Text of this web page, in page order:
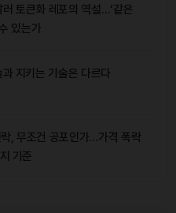
토큰화 레포의 역설…‘같은
있는가
지키는 기술은 다르다
, 무조건 공포인가…가격 폭락
기준